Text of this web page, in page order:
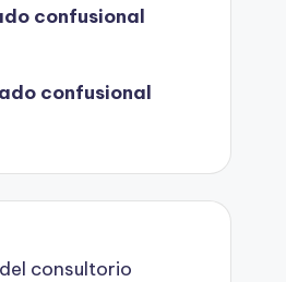
confusional
confusional
consultorio